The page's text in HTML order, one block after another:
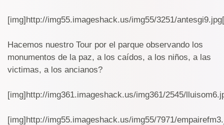
[img]http://img55.imageshack.us/img55/3251/
Hacemos nuestro Tour por el parque observando los
monumentos de la paz, a los caídos, a los niños, a las
victimas, a los ancianos?
[img]http://img361.imageshack.us/img361/2545/
[img]http://img55.imageshack.us/img55/7971/